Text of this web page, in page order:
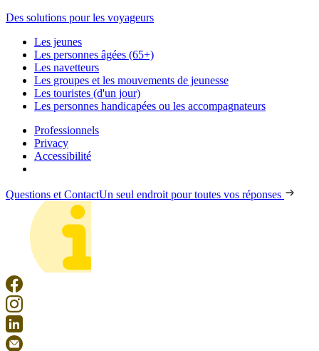
Des solutions pour les voyageurs
Les jeunes
Les personnes âgées (65+)
Les navetteurs
Les groupes et les mouvements de jeunesse
Les touristes (d'un jour)
Les personnes handicapées ou les accompagnateurs
Professionnels
Privacy
Accessibilité
Questions et ContactUn seul endroit pour toutes vos réponses